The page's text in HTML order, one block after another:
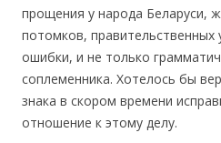
прощения у народа Беларуси,
потомков,
ошибки, и не только
соплеменника. Хотелось бы
знака в скором времени
отношение к этому делу.